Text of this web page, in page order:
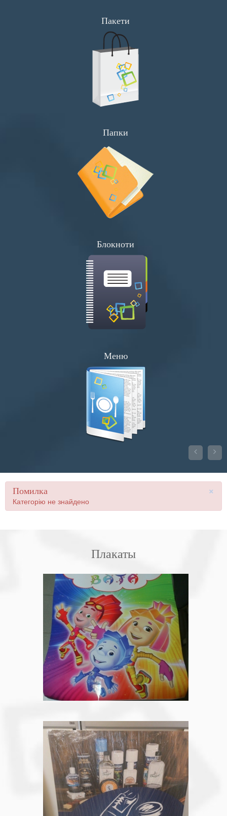
Пакети
Папки
Блокноти
Меню


×
Помилка
Категорію не знайдено
Плакаты